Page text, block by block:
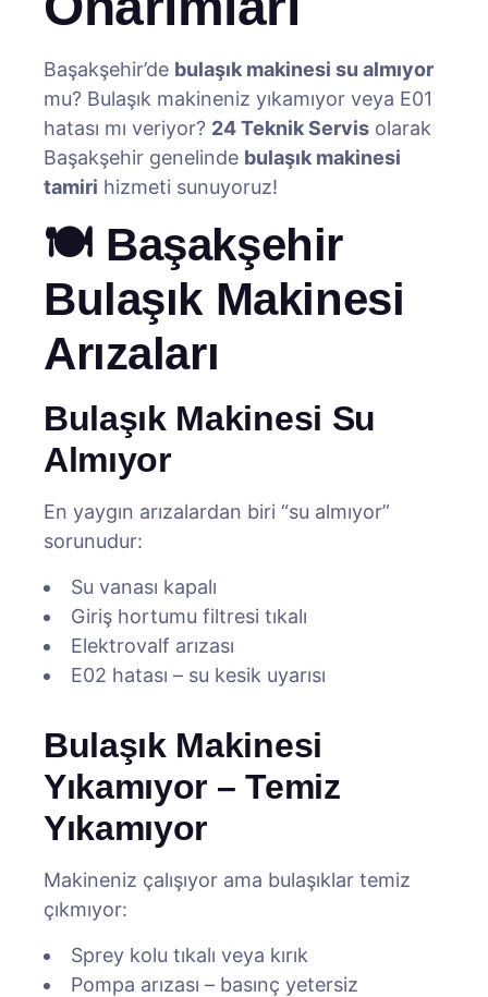
Başakşehir’de bulaşık makinesi su almıyor
mu? Bulaşık makineniz yıkamıyor veya E01
hatası mı veriyor? 24 Teknik Servis olarak
Başakşehir genelinde bulaşık makinesi
tamiri hizmeti sunuyoruz!
🍽️ Başakşehir
Bulaşık Makinesi
Arızaları
Bulaşık Makinesi Su
Almıyor
En yaygın arızalardan biri “su almıyor”
sorunudur:
Su vanası kapalı
Giriş hortumu filtresi tıkalı
Elektrovalf arızası
E02 hatası – su kesik uyarısı
Bulaşık Makinesi
Yıkamıyor – Temiz
Yıkamıyor
Makineniz çalışıyor ama bulaşıklar temiz
çıkmıyor:
Sprey kolu tıkalı veya kırık
Pompa arızası – basınç yetersiz